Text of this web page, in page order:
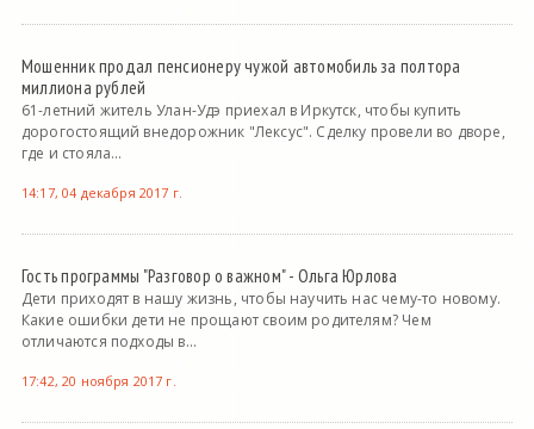
Мошенник продал пенсионеру чужой автомобиль за полтора
миллиона рублей
61-летний житель Улан-Удэ приехал в Иркутск, чтобы купить
дорогостоящий внедорожник "Лексус". Сделку провели во дворе,
где и стояла...
14:17, 04 декабря 2017 г.
Гость программы "Разговор о важном" - Ольга Юрлова
Дети приходят в нашу жизнь, чтобы научить нас чему-то новому.
Какие ошибки дети не прощают своим родителям? Чем
отличаются подходы в...
17:42, 20 ноября 2017 г.